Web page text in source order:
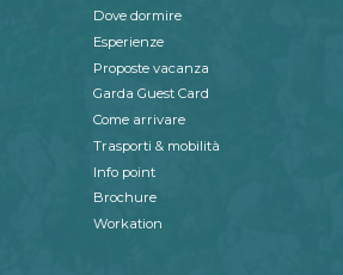
Dove dormire
Esperienze
Proposte vacanza
Garda Guest Card
Come arrivare
Trasporti & mobilità
Info point
Brochure
Workation